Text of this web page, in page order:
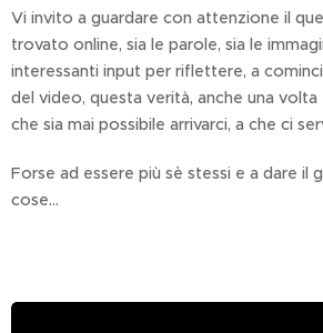
Vi invito a guardare con attenzione il
trovato online, sia le parole, sia le
interessanti input per riflettere, a
del video, questa verità, anche una
che sia mai possibile arrivarci, a che ci
Forse ad essere più sè stessi e a dare il
cose...